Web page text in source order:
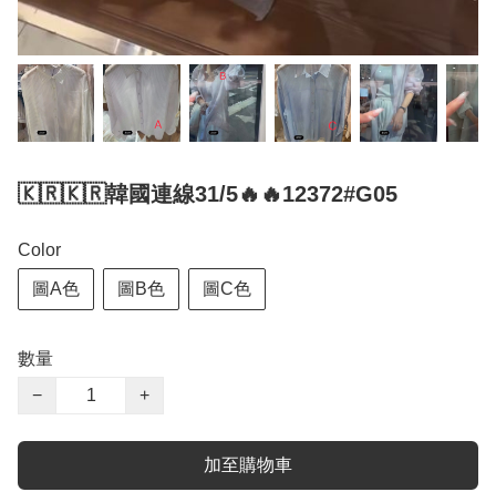
🇰🇷🇰🇷韓國連線31/5🔥🔥12372#G05
Color
圖A色 圖B色 圖C色
數量
−
+
加至購物車